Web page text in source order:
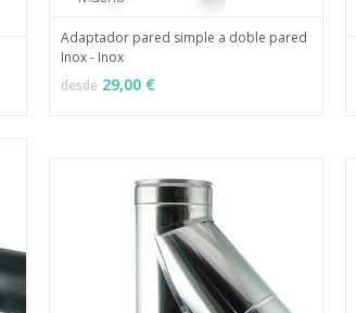
VER OPCIONES
Adaptador pared simple a doble pared
Inox - Inox
desde 29,00 €